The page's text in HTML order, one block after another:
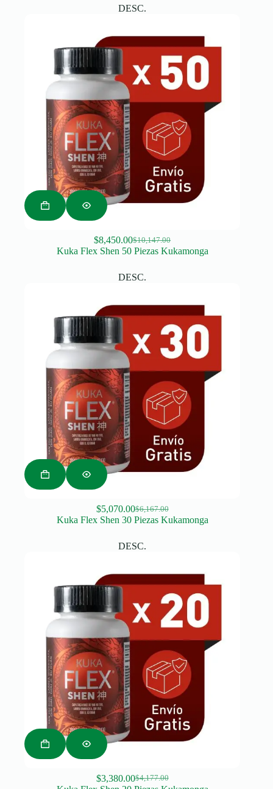
DESC.
$10,147.00
Original
price
$10,147.00.
$8,450.00Current
price
$8,450.00.
Kuka Flex Shen 50 Piezas Kukamonga
DESC.
$6,167.00
Original
price
$6,167.00.
$5,070.00Current
price
$5,070.00.
Kuka Flex Shen 30 Piezas Kukamonga
DESC.
$4,177.00
Original
$3,380.00Current